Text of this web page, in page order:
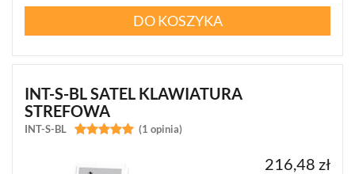
DSC
(22)
(1)
DSC
DO KOSZYKA
INT-S-BL SATEL KLAWIATURA
STREFOWA
INT-S-BL 
 (1 opinia)
216,48 zł